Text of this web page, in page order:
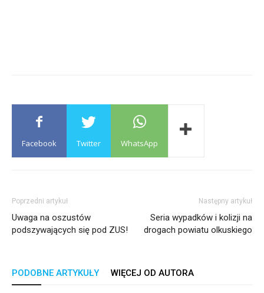
Facebook Twitter WhatsApp
Poprzedni artykuł
Uwaga na oszustów
podszywających się pod ZUS!
Następny artykuł
Seria wypadków i kolizji na
drogach powiatu olkuskiego
PODOBNE ARTYKUŁY WIĘCEJ OD AUTORA